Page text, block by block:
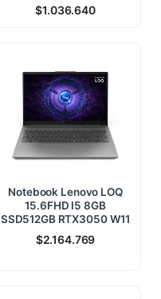
$1.036.640
Notebook Lenovo LOQ
15.6FHD I5 8GB
SSD512GB RTX3050 W11
$2.164.769